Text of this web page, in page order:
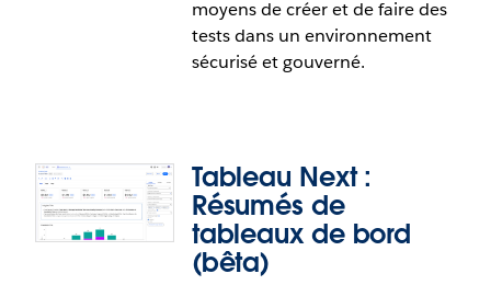
moyens de créer et de faire des
tests dans un environnement
sécurisé et gouverné.
Tableau Next :
Résumés de
tableaux de bord
(bêta)